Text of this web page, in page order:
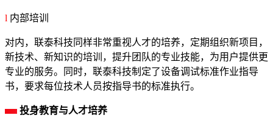
l 内部培训
对内，联泰科技同样非常重视人才的培养，定期组织新项目，
新技术、新知识的培训，提升团队的专业技能，为用户提供更
专业的服务。同时，联泰科技制定了设备调试标准作业指导
书，要求每位技术人员按指导书的标准执行。
投身教育与人才培养